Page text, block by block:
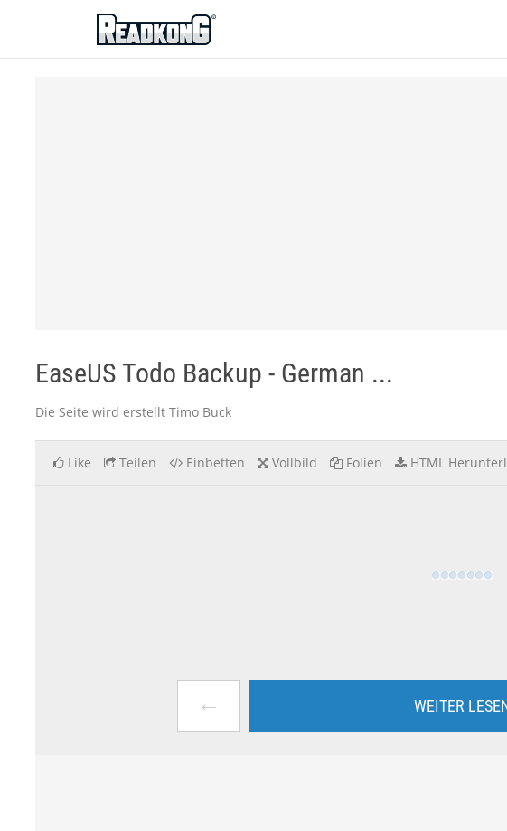
ReadkonG
EaseUS Todo Backup - German ...
Die Seite wird erstellt Timo Buck
Like Teilen Einbetten Vollbild Folien HTML
← WEITER